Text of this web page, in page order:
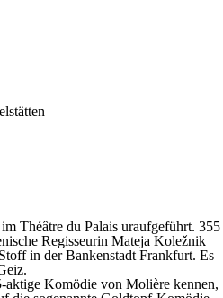
Théâtre du Palais uraufgeführt. 355
Regisseurin Mateja Koležnik
in der Bankenstadt Frankfurt. Es
Komödie von Molière kennen,